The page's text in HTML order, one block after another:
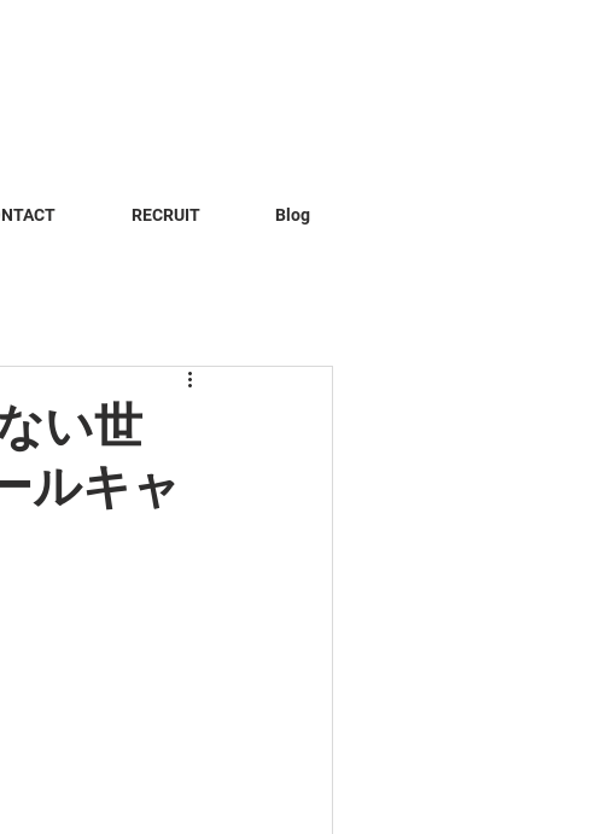
RECRUIT Blog
い世
ルキャ